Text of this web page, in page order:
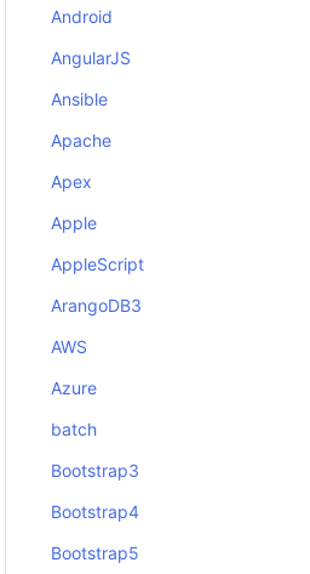
Android
AngularJS
Ansible
Apache
Apex
Apple
AppleScript
ArangoDB3
AWS
Azure
batch
Bootstrap3
Bootstrap4
Bootstrap5